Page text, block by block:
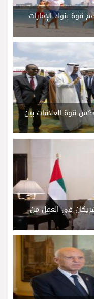
قوة بنوك الإمارات
قوة العلاقات بين
شريكان في العمل من